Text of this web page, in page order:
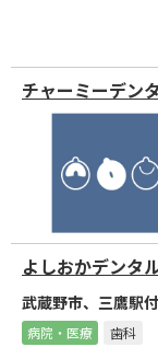
チャーミーデン
よしおかデンタ
武蔵野市、三鷹駅
病院・医療 歯科